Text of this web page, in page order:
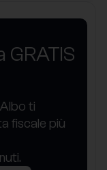
ti
fiscale più